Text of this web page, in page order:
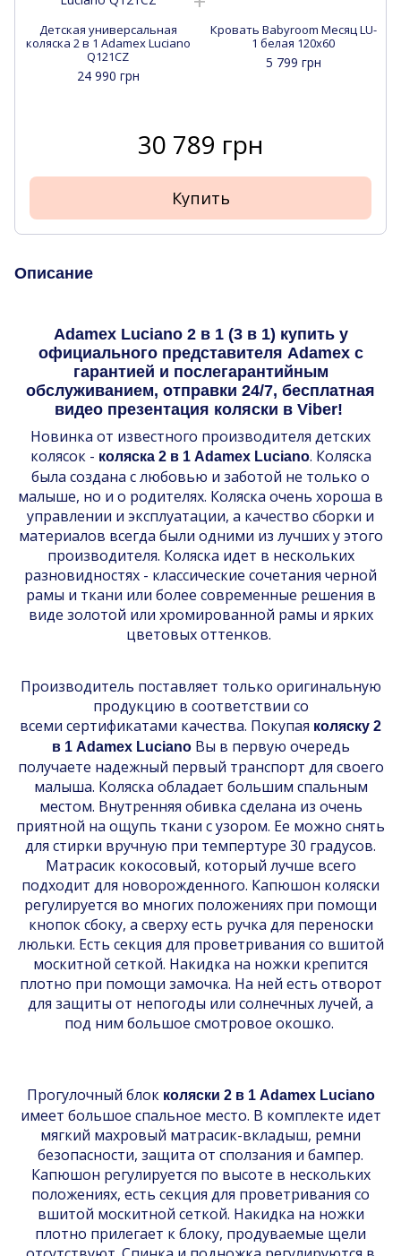
Детская универсальная
коляска 2 в 1 Adamex Luciano
Q121CZ
24 990 грн
Кровать Babyroom Месяц LU-
1 белая 120x60
5 799 грн
30 789 грн
Купить
Описание
Adamex Luciano 2 в 1 (3 в 1) купить у
официального представителя Adamex с
гарантией и послегарантийным
обслуживанием, отправки 24/7, бесплатная
видео презентация коляски в Viber!
Новинка от известного производителя детских
колясок - коляска 2 в 1 Adamex Luciano. Коляска
была создана с любовью и заботой не только о
малыше, но и о родителях. Коляска очень хороша в
управлении и эксплуатации, а качество сборки и
материалов всегда были одними из лучших у этого
производителя. Коляска идет в нескольких
разновидностях - классические сочетания черной
рамы и ткани или более современные решения в
виде золотой или хромированной рамы и ярких
цветовых оттенков.
Производитель поставляет только оригинальную
продукцию в соответствии со
всеми сертификатами качества. Покупая коляску 2
в 1 Adamex LucianoВы в первую очередь
получаете надежный первый транспорт для своего
малыша. Коляска обладает большим спальным
местом. Внутренняя обивка сделана из очень
приятной на ощупь ткани с узором. Ее можно снять
для стирки вручную при темпертуре 30 градусов.
Матрасик кокосовый, который лучше всего
подходит для новорожденного. Капюшон коляски
регулируется во многих положениях при помощи
кнопок сбоку, а сверху есть ручка для переноски
люльки. Есть секция для проветривания со вшитой
москитной сеткой. Накидка на ножки крепится
плотно при помощи замочка. На ней есть отворот
для защиты от непогоды или солнечных лучей, а
под ним большое смотровое окошко.
Прогулочный блок коляски 2 в 1 Adamex Luciano
имеет большое спальное место. В комплекте идет
мягкий махровый матрасик-вкладыш, ремни
безопасности, защита от сползания и бампер.
Капюшон регулируется по высоте в нескольких
положениях, есть секция для проветривания со
вшитой москитной сеткой. Накидка на ножки
плотно прилегает к блоку, продуваемые щели